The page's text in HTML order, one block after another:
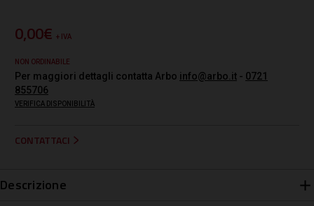
0,00€ + IVA
NON ORDINABILE
Per maggiori dettagli contatta Arbo info@arbo.it - 0721
855706
VERIFICA DISPONIBILITÀ
CONTATTACI
Descrizione